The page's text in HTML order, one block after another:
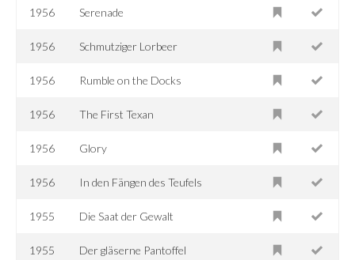
1956 Serenade
1956 Schmutziger Lorbeer
1956 Rumble on the Docks
1956 The First Texan
1956 Glory
1956 In den Fängen des Teufels
1955 Die Saat der Gewalt
1955 Der gläserne Pantoffel